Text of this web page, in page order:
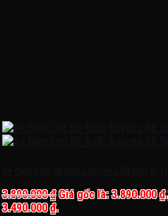
3.890.000₫ Giá gốc là: 3.890.000 ₫.
3.490.000 ₫.